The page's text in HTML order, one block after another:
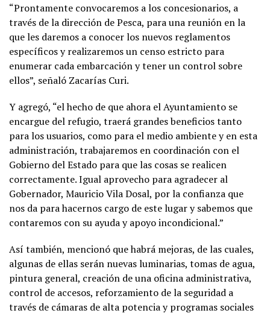
“Prontamente convocaremos a los concesionarios, a
través de la dirección de Pesca, para una reunión en la
que les daremos a conocer los nuevos reglamentos
específicos y realizaremos un censo estricto para
enumerar cada embarcación y tener un control sobre
ellos”, señaló Zacarías Curi.
Y agregó, “el hecho de que ahora el Ayuntamiento se
encargue del refugio, traerá grandes beneficios tanto
para los usuarios, como para el medio ambiente y en esta
administración, trabajaremos en coordinación con el
Gobierno del Estado para que las cosas se realicen
correctamente. Igual aprovecho para agradecer al
Gobernador, Mauricio Vila Dosal, por la confianza que
nos da para hacernos cargo de este lugar y sabemos que
contaremos con su ayuda y apoyo incondicional.”
Así también, mencionó que habrá mejoras, de las cuales,
algunas de ellas serán nuevas luminarias, tomas de agua,
pintura general, creación de una oficina administrativa,
control de accesos, reforzamiento de la seguridad a
través de cámaras de alta potencia y programas sociales